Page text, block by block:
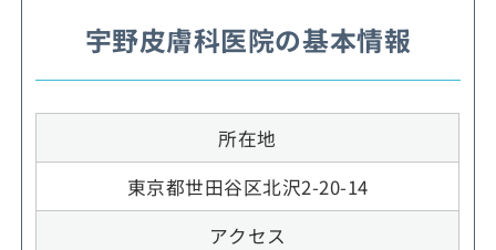
宇野皮膚科医院の基本情報
所在地
東京都世田谷区北沢2-20-14
アクセス